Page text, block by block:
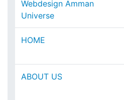
Webdesign Amman
Universe
HOME
ABOUT US